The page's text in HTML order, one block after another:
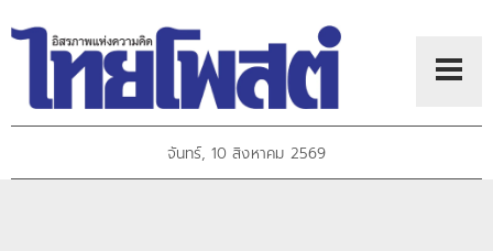
จันทร์, 10 สิงหาคม 2569